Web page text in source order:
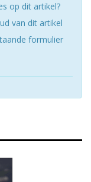
op dit artikel?
van dit artikel
formulier